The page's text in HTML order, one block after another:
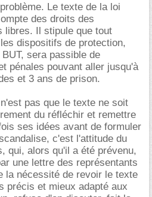
Le texte de la loi
des droits des
libres. Il stipule que tout
dispositifs de protection,
sera passible de
pénales pouvant aller jusqu'à
et 3 ans de prison.
pas que le texte ne soit
du réfléchir et remettre
ses idées avant de formuler
c'est l'attitude du
qui, alors qu'il a été prévenu,
une lettre des représentants
la nécessité de revoir le texte
précis et mieux adapté aux